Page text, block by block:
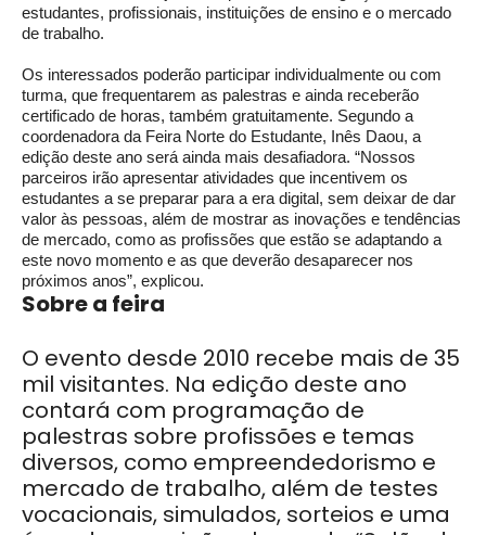
estudantes, profissionais, instituições de ensino e o mercado
de trabalho.
Os interessados poderão participar individualmente ou com
turma, que frequentarem as palestras e ainda receberão
certificado de horas, também gratuitamente. Segundo a
coordenadora da Feira Norte do Estudante, Inês Daou, a
edição deste ano será ainda mais desafiadora. “Nossos
parceiros irão apresentar atividades que incentivem os
estudantes a se preparar para a era digital, sem deixar de dar
valor às pessoas, além de mostrar as inovações e tendências
de mercado, como as profissões que estão se adaptando a
este novo momento e as que deverão desaparecer nos
próximos anos”, explicou.
Sobre a feira
O evento desde 2010 recebe mais de 35
mil visitantes. Na edição deste ano
contará com programação de
palestras sobre profissões e temas
diversos, como empreendedorismo e
mercado de trabalho, além de testes
vocacionais, simulados, sorteios e uma